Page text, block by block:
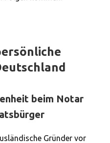
beim Notar
Gründer vor